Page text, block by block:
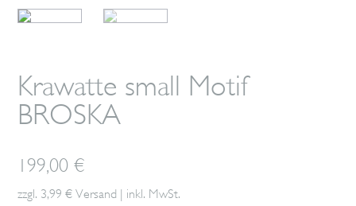
Krawatte small Motif
BROSKA
199,00€
zzgl. 3,99 € Versand | inkl. MwSt.